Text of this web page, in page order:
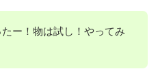
ー！物は試し！やってみ